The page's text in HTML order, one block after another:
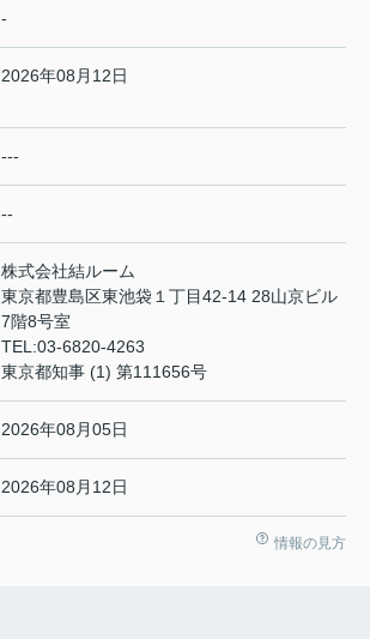
-
2026年08月12日
---
--
株式会社結ルーム
東京都豊島区東池袋１丁目42-14 28山京ビル
7階8号室
TEL:03-6820-4263
東京都知事 (1) 第111656号
2026年08月05日
2026年08月12日
情報の見方